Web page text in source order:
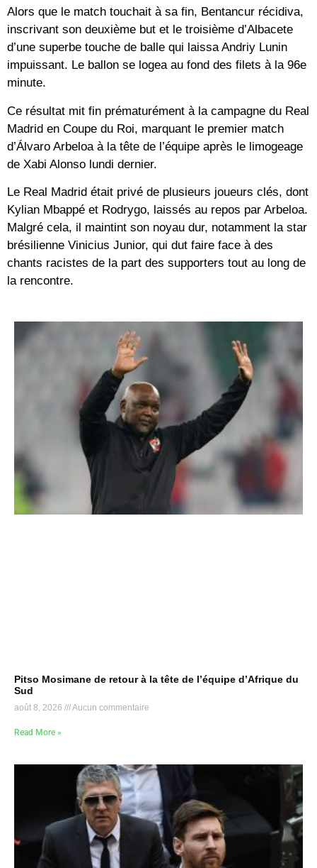
Alors que le match touchait à sa fin, Bentancur récidiva,
inscrivant son deuxième but et le troisième d’Albacete
d’une superbe touche de balle qui laissa Andriy Lunin
impuissant. Le ballon se logea au fond des filets à la 96e
minute.
Ce résultat mit fin prématurément à la campagne du Real
Madrid en Coupe du Roi, marquant le premier match
d’Álvaro Arbeloa à la tête de l’équipe après le limogeage
de Xabi Alonso lundi dernier.
Le Real Madrid était privé de plusieurs joueurs clés, dont
Kylian Mbappé et Rodrygo, laissés au repos par Arbeloa.
Malgré cela, il maintint son noyau dur, notamment la star
brésilienne Vinicius Junior, qui dut faire face à des
chants racistes de la part des supporters tout au long de
la rencontre.
Pitso Mosimane de retour à la tête de l’équipe d’Afrique du
Sud
août 8, 2026 Aucun commentaire
Read More »